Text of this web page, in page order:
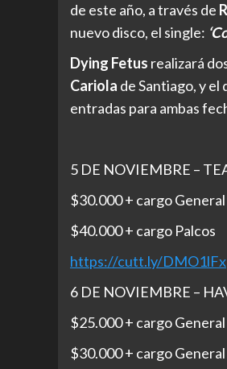
de este año, a través de
nuevo disco, el single:
Dying Fetus realizará
Cariola de Santiago, y el
entradas para ambas
5 DE NOVIEMBRE –
$30.000 + cargo General
$40.000 + cargo Palcos
https://cutt.ly/DMO1lFx
6 DE NOVIEMBRE –
$25.000 + cargo
$30.000 + cargo General